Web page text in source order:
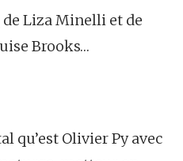
Liza Minelli et de
Brooks…
qu’est Olivier Py avec